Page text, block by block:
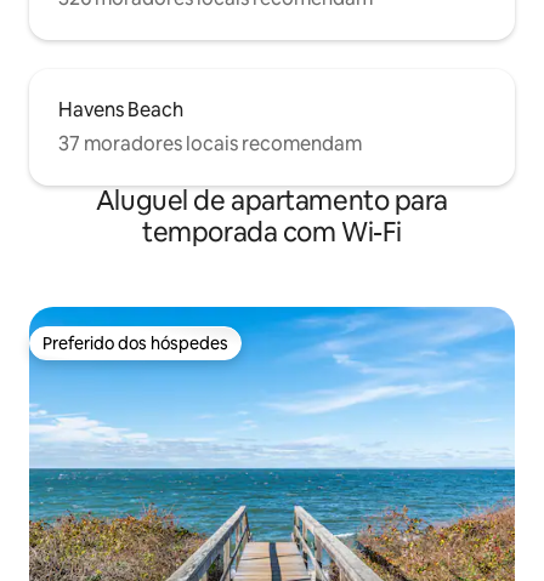
Havens Beach
37 moradores locais recomendam
Aluguel de apartamento para
temporada com Wi-Fi
Preferido dos hóspedes
Preferido dos hóspedes